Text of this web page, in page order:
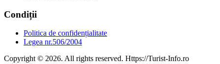
Condiții
Politica de confidențialitate
Legea nr.506/2004
Copyright © 2026. All rights reserved. Https://Turist-Info.ro